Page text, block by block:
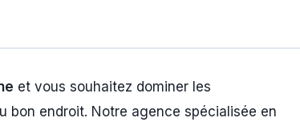
et vous souhaitez dominer les
bon endroit. Notre agence spécialisée en